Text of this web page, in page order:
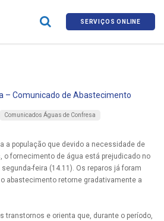
SERVIÇOS ONLINE
– Comunicado de Abastecimento
Comunicados Águas de Confresa
a população que devido a necessidade de
o fornecimento de água está prejudicado no
feira (14.11). Os reparos já foram
abastecimento retorne gradativamente a
transtornos e orienta que, durante o período,